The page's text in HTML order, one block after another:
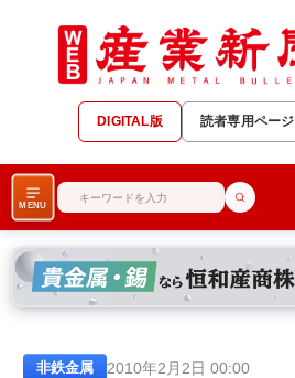
DIGITAL版 読者専用ページ
MENU
非鉄金属 2010年2月2日 00:00